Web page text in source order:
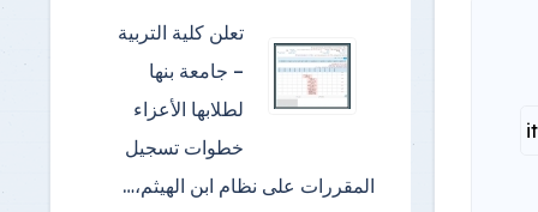
تعلن كلية التربية
– جامعة بنها
لطلابها الأعزاء
خطوات تسجيل
المقررات على نظام ابن الهيثم،…